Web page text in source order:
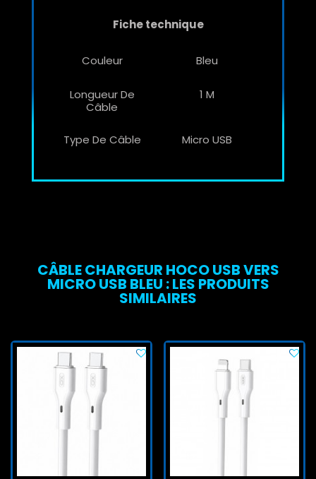
Fiche technique
Couleur Bleu
Longueur De
Câble
1 M
Type De Câble Micro USB
CÂBLE CHARGEUR HOCO USB VERS
MICRO USB BLEU : LES PRODUITS
SIMILAIRES